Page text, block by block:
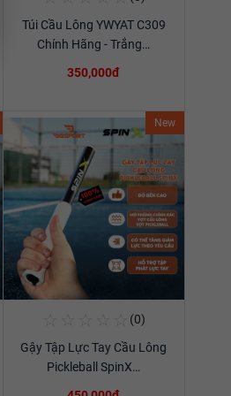
Xem chi tiết
Túi Cầu Lông YWYAT C309
Chính Hãng - Trắng…
350,000đ
New
Xem chi tiết
(0)
Gậy Tập Lực Tay Cầu Lông
Pickleball SpinX…